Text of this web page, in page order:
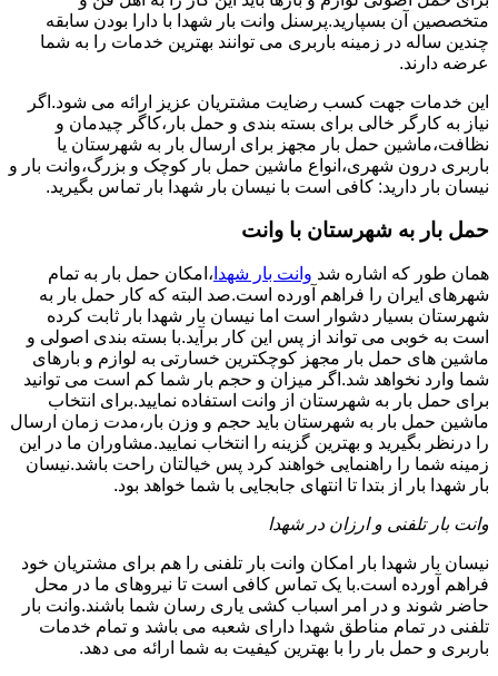
متخصصین آن بسپارید.پرسنل وانت بار شهدا با دارا بودن سابقه
چندین ساله در زمینه باربری می توانند بهترین خدمات را به شما
عرضه دارند.
این خدمات جهت کسب رضایت مشتریان عزیز ارائه می شود.اگر
نیاز به کارگر خالی برای بسته بندی و حمل بار،کاگر چیدمان و
نظافت،ماشین حمل بار مجهز برای ارسال بار به شهرستان یا
باربری درون شهری،انواع ماشین حمل بار کوچک و بزرگ،وانت بار و
نیسان بار دارید: کافی است با نیسان بار شهدا بار تماس بگیرید.
حمل بار به شهرستان با وانت
همان طور که اشاره شد وانت بار شهدا ،امکان حمل بار به تمام
شهرهای ایران را فراهم آورده است.صد البته که کار حمل بار به
شهرستان بسیار دشوار است اما نیسان بار شهدا بار ثابت کرده
است به خوبی می تواند از پس این کار برآید.با بسته بندی اصولی و
ماشین های حمل بار مجهز کوچکترین خسارتی به لوازم و بارهای
شما وارد نخواهد شد.اگر میزان و حجم بار شما کم است می توانید
برای حمل بار به شهرستان از وانت استفاده نمایید.برای انتخاب
ماشین حمل بار به شهرستان باید حجم و وزن بار،مدت زمان ارسال
را درنظر بگیرید و بهترین گزینه را انتخاب نمایید.مشاوران ما در این
زمینه شما را راهنمایی خواهند کرد پس خیالتان راحت باشد.نیسان
بار شهدا بار از بتدا تا انتهای جابجایی با شما خواهد بود.
وانت بار تلفنی و ارزان در شهدا
نیسان بار شهدا بار امکان وانت بار تلفنی را هم برای مشتریان خود
فراهم آورده است.با یک تماس کافی است تا نیروهای ما در محل
حاضر شوند و در امر اسباب کشی یاری رسان شما باشند.وانت بار
تلفنی در تمام مناطق شهدا دارای شعبه می باشد و تمام خدمات
باربری و حمل بار را با بهترین کیفیت به شما ارائه می دهد.